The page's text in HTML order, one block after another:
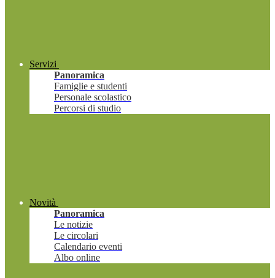
Servizi
Panoramica
Famiglie e studenti
Personale scolastico
Percorsi di studio
Novità
Panoramica
Le notizie
Le circolari
Calendario eventi
Albo online